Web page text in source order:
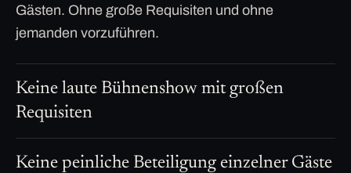
Gästen. Ohne große Requisiten und ohne
jemanden vorzuführen.
Keine laute Bühnenshow mit großen
Requisiten
Keine peinliche Beteiligung einzelner Gäste